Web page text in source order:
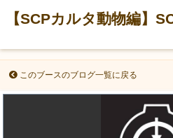
【SCPカルタ動物編】
このブースのブログ一覧に戻る